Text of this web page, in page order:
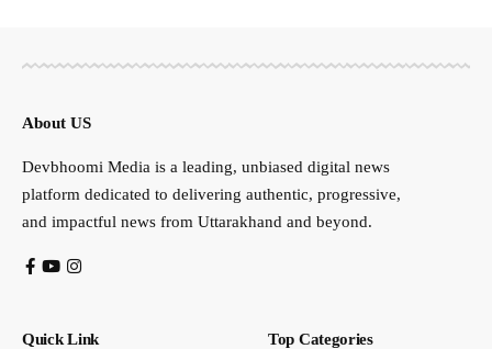
About US
Devbhoomi Media is a leading, unbiased digital news
platform dedicated to delivering authentic, progressive,
and impactful news from Uttarakhand and beyond.
Quick Link Top Categories